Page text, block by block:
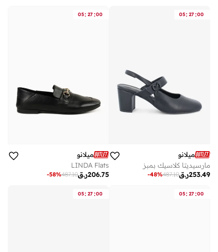
05: 27 :00
ميلانو
مارسيديتا كلاسيك بمبز
ر.ق253.49
487.10
-48%
05: 27 :00
ميلانو
LINDA Flats
ر.ق206.75
487.10
-58%
05: 27 :00
05: 27 :00